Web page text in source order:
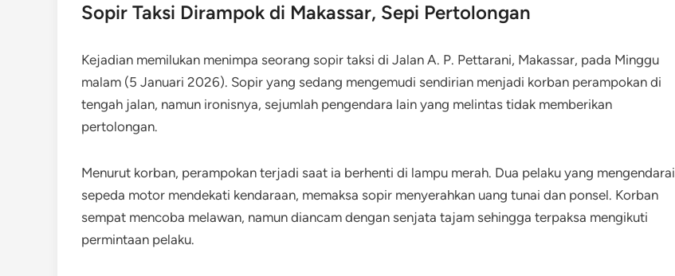
Sopir Taksi Dirampok di Makassar, Sepi Pertolongan
Kejadian memilukan menimpa seorang sopir taksi di Jalan A. P. Pettarani, Makassar, pada Minggu
malam (5 Januari 2026). Sopir yang sedang mengemudi sendirian menjadi korban perampokan di
tengah jalan, namun ironisnya, sejumlah pengendara lain yang melintas tidak memberikan
pertolongan.
Menurut korban, perampokan terjadi saat ia berhenti di lampu merah. Dua pelaku yang mengendarai
sepeda motor mendekati kendaraan, memaksa sopir menyerahkan uang tunai dan ponsel. Korban
sempat mencoba melawan, namun diancam dengan senjata tajam sehingga terpaksa mengikuti
permintaan pelaku.